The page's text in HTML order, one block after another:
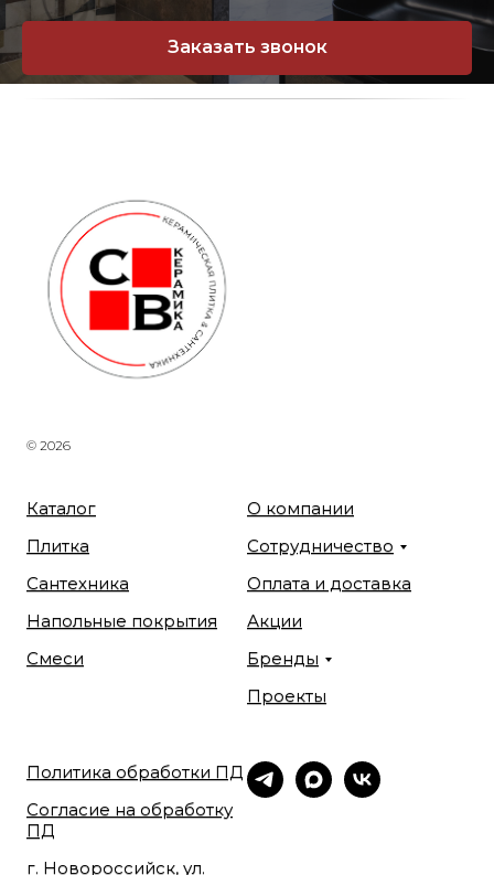
Заказать звонок
© 2026
Каталог
Плитка
Сантехника
Напольные покрытия
Смеси
О компании
Сотрудничество
Оплата и доставка
Акции
Бренды
Проекты
Политика обработки ПД
Согласие на обработку
ПД
г. Новороссийск, ул.